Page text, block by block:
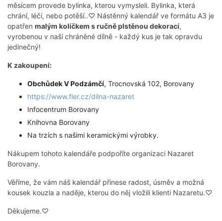
měsícem provede bylinka, kterou vymysleli. Bylinka, která
chrání, léčí, nebo potěší..♡ Nástěnný kalendář ve formátu A3 je
opatřen malým kolíčkem s ručně plstěnou dekorací,
vyrobenou v naší chráněné dílně - každý kus je tak opravdu
jedinečný!
K zakoupení:
Obchůdek V Podzámčí, Trocnovská 102, Borovany
https://www.fler.cz/dilna-nazaret
Infocentrum Borovany
Knihovna Borovany
Na trzích s našimi keramickými výrobky.
Nákupem tohoto kalendáře podpoříte organizaci Nazaret
Borovany.
Věříme, že vám náš kalendář přinese radost, úsměv a možná
kousek kouzla a naděje, kterou do něj vložili klienti Nazaretu.♡
Děkujeme.♡